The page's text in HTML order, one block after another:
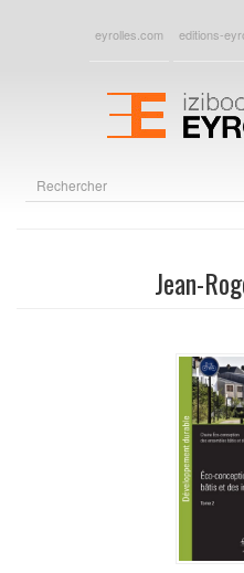
eyrolles.com editions-
Jean-